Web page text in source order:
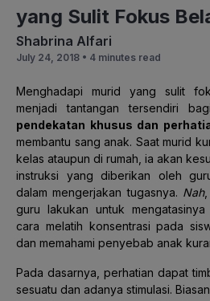
yang Sulit Fokus
Shabrina Alfari
July 24, 2018 • 4 minutes read
Menghadapi murid yang sulit
menjadi tantangan tersendiri
pendekatan khusus dan
membantu sang anak. Saat murid
kelas ataupun di rumah, ia akan
instruksi yang diberikan oleh
dalam mengerjakan tugasnya. Nah
guru lakukan untuk
cara melatih konsentrasi pada
dan memahami penyebab anak
Pada dasarnya, perhatian dapat
sesuatu dan adanya stimulasi.